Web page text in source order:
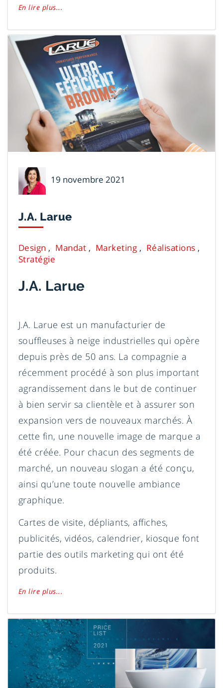
En lire plus...
Voyer
19 novembre 2021
J.A. Larue
Design Mandat Marketing
Réalisations
Stratégie
J.A. Larue
J.A. Larue est un manufacturier de
souffleuses à neige industrielles qui opère
depuis près de 50 ans. La compagnie a
récemment procédé à son plus important
agrandissement dans le but de continuer
à bien servir sa clientèle et à assurer son
expansion vers de nouveaux marchés. À
cette fin, une nouvelle image de marque a
été créée. Pour chacun des segments de
marché, un nouveau slogan a été conçu,
ainsi qu’une toute nouvelle ambiance
graphique.
Cartes de visite, dépliants, affiches,
publicités, vidéos, calendrier, kiosque font
partie des outils marketing qui ont été
produits.
En lire plus...